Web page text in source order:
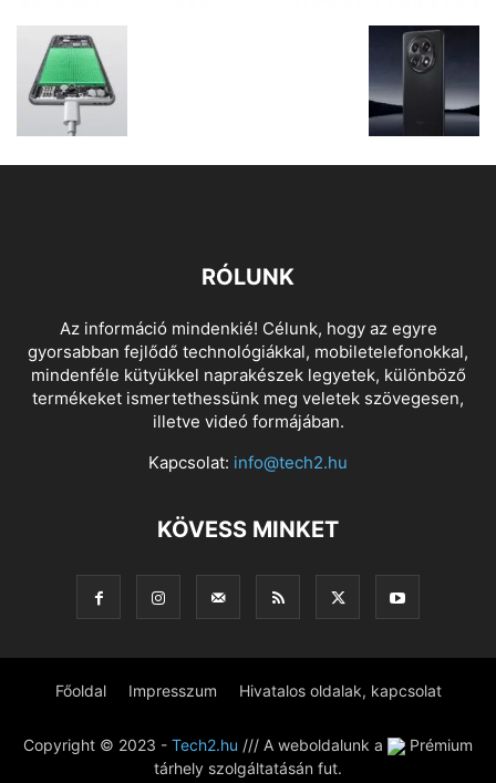
RÓLUNK
Az információ mindenkié! Célunk, hogy az egyre
gyorsabban fejlődő technológiákkal, mobiletelefonokkal,
mindenféle kütyükkel naprakészek legyetek, különböző
termékeket ismertethessünk meg veletek szövegesen,
illetve videó formájában.
Kapcsolat: info@tech2.hu
KÖVESS MINKET
Főoldal Impresszum Hivatalos oldalak, kapcsolat
Copyright © 2023 - Tech2.hu /// A weboldalunk a
Prémium
tárhely szolgáltatásán fut.